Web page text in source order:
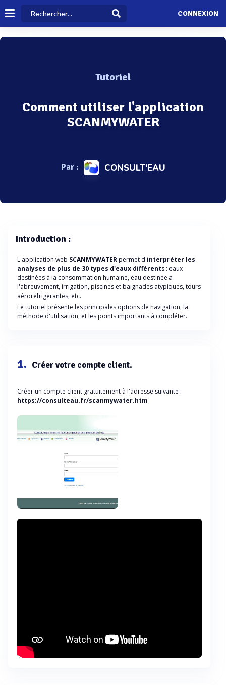
CONNEXION
Tutoriel
Comment utiliser l'application
SCANMYWATER
Par : CONSULT'EAU
Introduction :
L'application web SCANMYWATER permet d'interpréter les
analyses de plus de 30 types d'eaux différents : eaux
destinées à la consommation humaine, eau destinée à
l'abreuvement, irrigation, piscines et baignades atypiques, tours
aéroréfrigérantes, etc.
Le tutoriel présente les principales options de navigation, la
méthode d'utilisation, et les points importants à compléter.
1. Créer votre compte client.
Créer un compte client gratuitement à l'adresse suivante :
https://consulteau.fr/scanmywater.htm